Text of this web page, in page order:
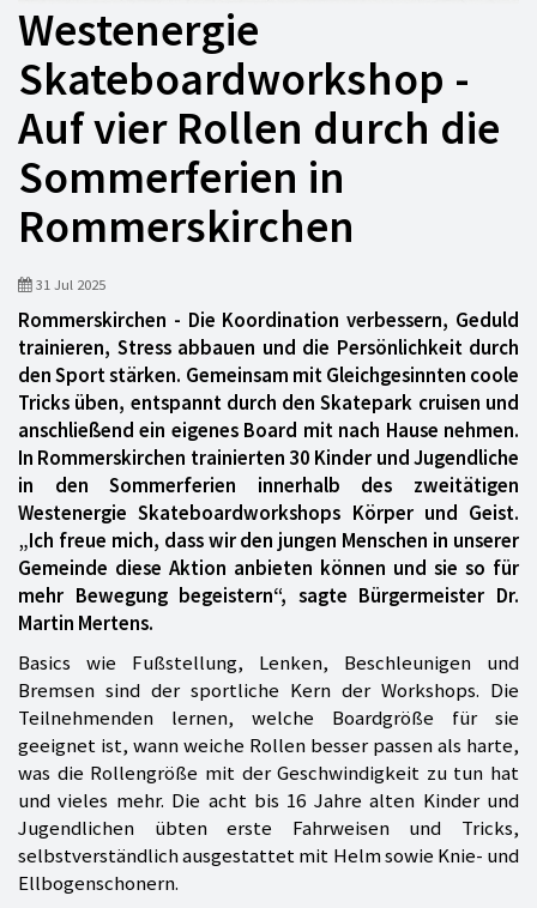
Westenergie
Skateboardworkshop -
Auf vier Rollen durch die
Sommerferien in
Rommerskirchen
31 Jul 2025
Rommerskirchen - Die Koordination verbessern, Geduld
trainieren, Stress abbauen und die Persönlichkeit durch
den Sport stärken. Gemeinsam mit Gleichgesinnten coole
Tricks üben, entspannt durch den Skatepark cruisen und
anschließend ein eigenes Board mit nach Hause nehmen.
In Rommerskirchen trainierten 30 Kinder und Jugendliche
in den Sommerferien innerhalb des zweitätigen
Westenergie Skateboardworkshops Körper und Geist.
„Ich freue mich, dass wir den jungen Menschen in unserer
Gemeinde diese Aktion anbieten können und sie so für
mehr Bewegung begeistern“, sagte Bürgermeister Dr.
Martin Mertens.
Basics wie Fußstellung, Lenken, Beschleunigen und
Bremsen sind der sportliche Kern der Workshops. Die
Teilnehmenden lernen, welche Boardgröße für sie
geeignet ist, wann weiche Rollen besser passen als harte,
was die Rollengröße mit der Geschwindigkeit zu tun hat
und vieles mehr. Die acht bis 16 Jahre alten Kinder und
Jugendlichen übten erste Fahrweisen und Tricks,
selbstverständlich ausgestattet mit Helm sowie Knie- und
Ellbogenschonern.